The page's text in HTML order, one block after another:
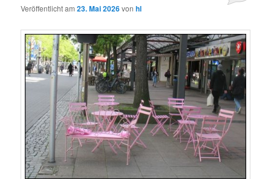
Veröffentlicht am23. Mai 2026vonhl